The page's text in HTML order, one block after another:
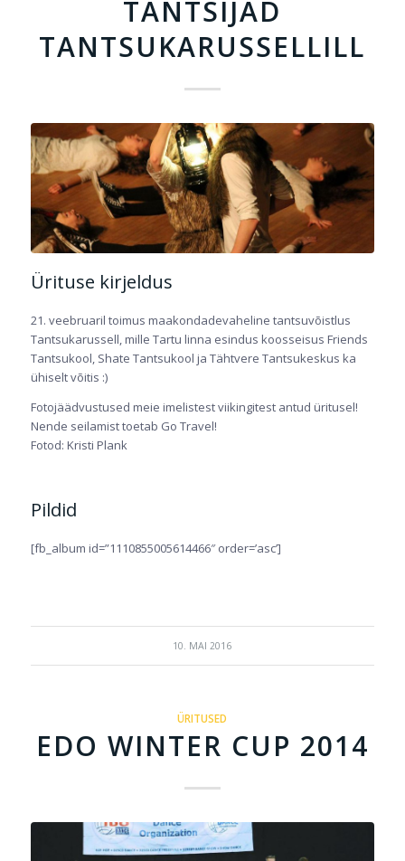
TANTSIJAD
TANTSUKARUSSELLILL
Ürituse kirjeldus
21. veebruaril toimus maakondadevaheline tantsuvõistlus
Tantsukarussell, mille Tartu linna esindus koosseisus Friends
Tantsukool, Shate Tantsukool ja Tähtvere Tantsukeskus ka
ühiselt võitis :)
Fotojäädvustused meie imelistest viikingitest antud üritusel!
Nende seilamist toetab Go Travel!
Fotod: Kristi Plank
Pildid
[fb_album id=”1110855005614466″ order=’asc’]
10. MAI 2016
ÜRITUSED
EDO WINTER CUP 2014